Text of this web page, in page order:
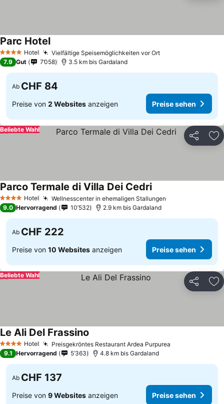
4 Sterne Hotel Vielfältige Speisemöglichkeiten vor Ort
Parc Hotel
7.9 Gut 7’058 3.5 km bis Gardaland
Ab CHF 84
Preise von 2 Websites anzeigen Preise sehen
Teilen
Beliebte Wahl
4 Sterne Hotel Wellnesscenter in ehemaligen Stallungen
Parco Termale di Villa Dei Cedri
9.0 Hervorragend 10’532 2.9 km bis Gardaland
Ab CHF 222
Preise von 10 Websites anzeigen Preise sehen
Teilen
Beliebte Wahl
4 Sterne Hotel Preisgekröntes Restaurant Ardea Purpurea
Le Ali Del Frassino
9.1 Hervorragend 5’363 4.8 km bis Gardaland
Ab CHF 137
Preise von 9 Websites anzeigen Preise sehen